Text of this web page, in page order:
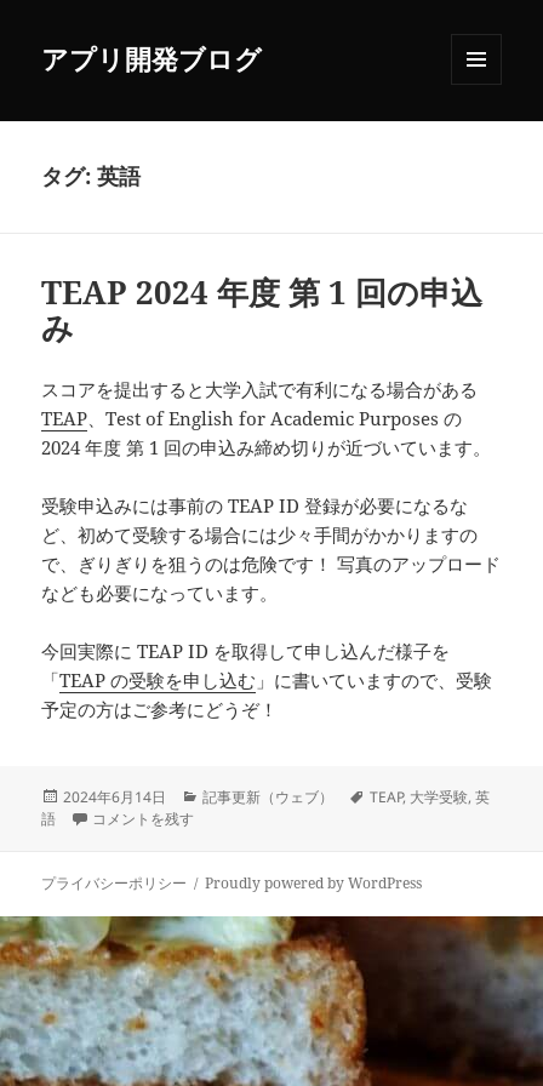
アプリ開発ブログ
ーとウ
タグ:英語
TEAP 2024 年度 第 1 回の申込
み
スコアを提出すると大学入試で有利になる場合がある
TEAP、Test of English for Academic Purposes の
2024 年度 第 1 回の申込み締め切りが近づいています。
受験申込みには事前の TEAP ID 登録が必要になるな
ど、初めて受験する場合には少々手間がかかりますの
で、ぎりぎりを狙うのは危険です！ 写真のアップロード
なども必要になっています。
今回実際に TEAP ID を取得して申し込んだ様子を
「TEAP の受験を申し込む 」に書いていますので、受験
予定の方はご参考にどうぞ！
投
稿
2024年6月14日
カ
ー
記事更新（ウェブ）
タ
TEAP, 大学受験,英
語
TEAP 2024 年度 第 1 回の申込み に
コメントを残す
プライバシーポリシー Proudly powered by WordPress